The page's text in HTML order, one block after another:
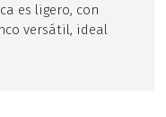
es ligero, con
versátil, ideal